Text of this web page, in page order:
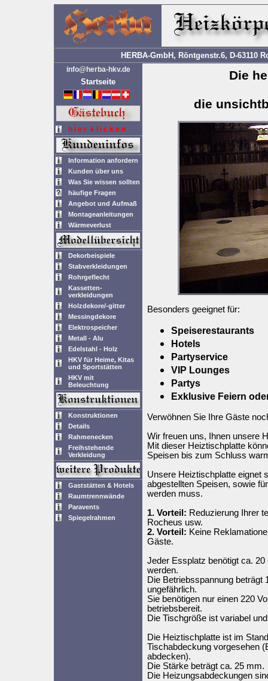
HERBA-GmbH, Röntgenstr.6, D-63110
info@herba-hkv.de
Startseite
h i e r k l i c k e n
Information anfordern
Kunden über uns
Was Sie wissen sollten
häufige Fragen
Angebot und Aufmaß
Montageanleitungen
Wärmeverlust
Dekorbeispiele
Stabverkleidungen
Rohrgeflecht
Kassetten-
verkleidungen
Holzdekore/-gitter
Messingdekore
Elektrospeicher
Metall - Alu
Edelstahl - Holz
HKV für Heime, Kitas
und Sportstätten
HKV mit
Beleuchtung
Konstruktionen
Details
Rahmenecken
Freihstehende
Verkleidung
Gaststätten & Hotels
Raumtrennwände
Paravents
Spiegelrahmen
Die
die
Besonders geeignet für:
Speiserestaurants
Hotels
Partyservice
VIP Lounges
Partys
Exklusive Feiern
Verwöhnen Sie Ihre Gäste
Wir freuen uns, Ihnen unsere
Mit dieser Heiztischplatte
Speisen bis zum Schluss
Unsere Heiztischplatte eignet
abgestellten Speisen, sowie
werden muss.
1. Vorteil: Reduzierung Ihrer
Rocheus usw.
2. Vorteil: Keine
Gäste.
Jeder Essplatz benötigt ca.
werden.
Die Betriebsspannung beträgt
ungefährlich.
Sie benötigen nur einen 220
betriebsbereit.
Die Tischgröße ist variabel
Die Heiztischplatte ist im
Tischabdeckung vorgesehen
abdecken).
Die Stärke beträgt ca. 25 mm.
Die Heizungsabdeckungen